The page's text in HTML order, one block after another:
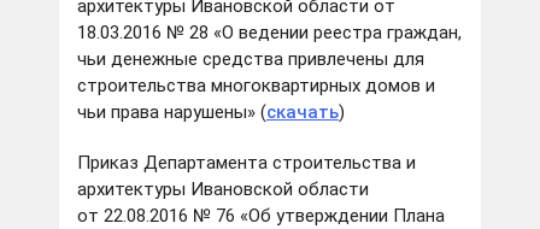
архитектуры Ивановской области от
18.03.2016 № 28 «О ведении реестра граждан,
чьи денежные средства привлечены для
строительства многоквартирных домов и
чьи права нарушены» (скачать)
Приказ Департамента строительства и
архитектуры Ивановской области
от 22.08.2016 № 76 «Об утверждении Плана